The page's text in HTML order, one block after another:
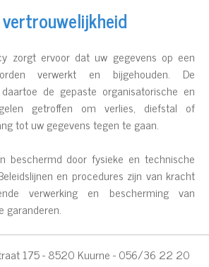
zorgt ervoor dat uw gegevens op een
verwerkt en bijgehouden. De
de gepaste organisatorische en
getroffen om verlies, diefstal of
tot uw gegevens tegen te gaan.
beschermd door fysieke en technische
en procedures zijn van kracht
verwerking en bescherming van
garanderen.
175 - 8520 Kuurne - 056/36 22 20